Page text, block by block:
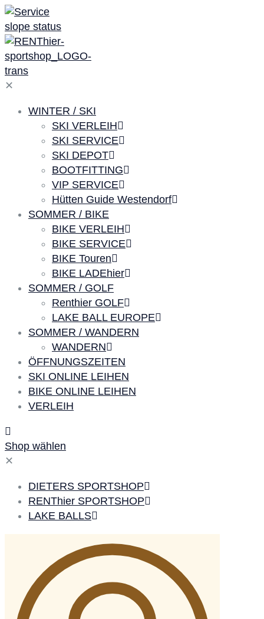
✕
WINTER / SKI
SKI VERLEIH
SKI SERVICE
SKI DEPOT
BOOTFITTING
VIP SERVICE
Hütten Guide Westendorf
SOMMER / BIKE
BIKE VERLEIH
BIKE SERVICE
BIKE Touren
BIKE LADEhier
SOMMER / GOLF
Renthier GOLF
LAKE BALL EUROPE
SOMMER / WANDERN
WANDERN
ÖFFNUNGSZEITEN
SKI ONLINE LEIHEN
BIKE ONLINE LEIHEN
VERLEIH
Shop wählen
✕
DIETERS SPORTSHOP
RENThier SPORTSHOP
LAKE BALLS